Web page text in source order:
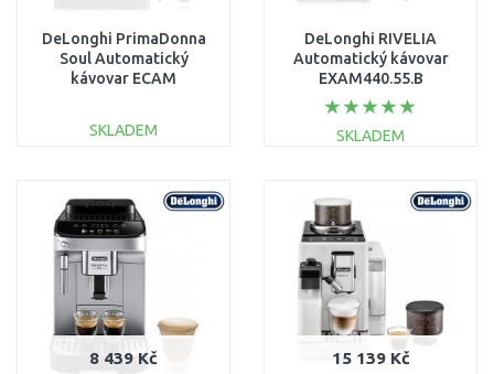
DeLonghi PrimaDonna
Soul Automatický
kávovar ECAM
SKLADEM
Porovnat
DeLonghi RIVELIA
Automatický kávovar
EXAM440.55.B
SKLADEM
Porovnat
8 439 Kč 15 139 Kč